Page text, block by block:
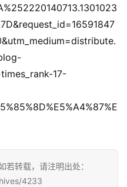
17-
转载，请注明出处：
4233